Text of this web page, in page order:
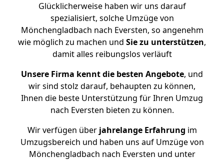
Glücklicherweise haben wir uns darauf
spezialisiert, solche Umzüge von
Mönchengladbach nach Eversten, so angenehm
wie möglich zu machen und Sie zu unterstützen,
damit alles reibungslos verläuft
Unsere Firma kennt die besten Angebote, und
wir sind stolz darauf, behaupten zu können,
Ihnen die beste Unterstützung für Ihren Umzug
nach Eversten bieten zu können.
Wir verfügen überjahrelange Erfahrung im
Umzugsbereich und haben uns auf Umzüge von
Mönchengladbach nach Eversten und unter